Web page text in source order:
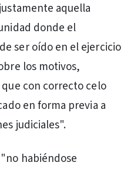
aquella
donde el
ser oído en el ejercicio
los motivos,
con correcto celo
en forma previa a
judiciales".
habiéndose